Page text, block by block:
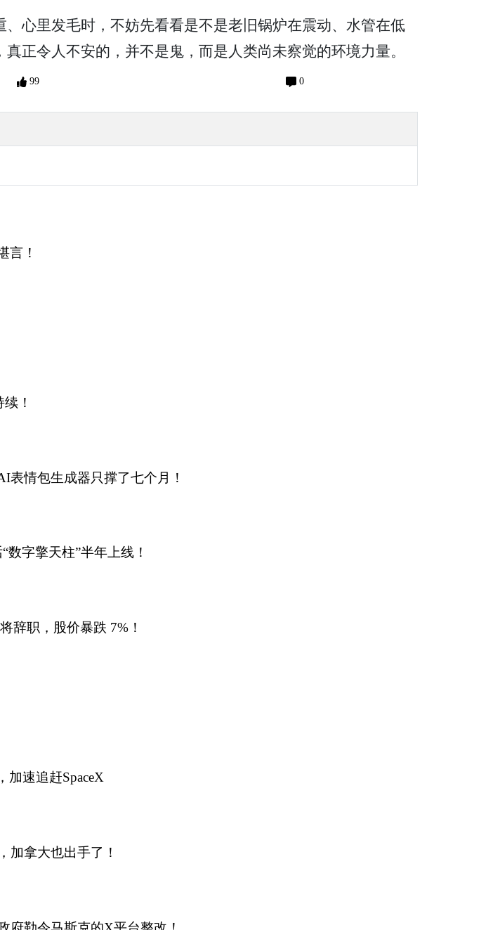
心里发毛时，不妨先看看是不是老旧锅炉在震动、水管在低
正令人不安的，并不是鬼，而是人类尚未察觉的环境力量。
99 0
言！
！
表情包生成器只撑了七个月！
字擎天柱”半年上线！
辞职，股价暴跌 7%！
加速追赶SpaceX
加拿大也出手了！